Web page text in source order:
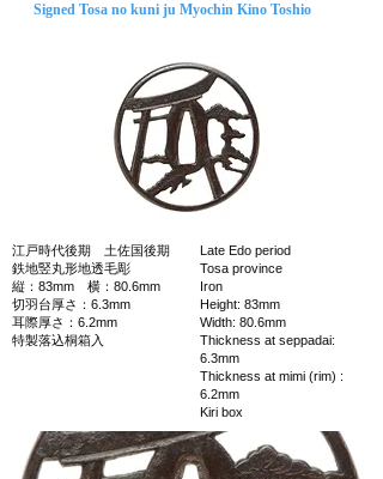
Signed Tosa no kuni ju Myochin Kino Toshio
江戸時代後期 土佐国後期
鉄地竪丸形地透毛彫
縦：83mm 横：80.6mm
切羽台厚さ：6.3mm
耳際厚さ：6.2mm
特製落込桐箱入
Late Edo period
Tosa province
Iron
Height: 83mm
Width: 80.6mm
Thickness at seppadai:
6.3mm
Thickness at mimi (rim) :
6.2mm
Kiri box